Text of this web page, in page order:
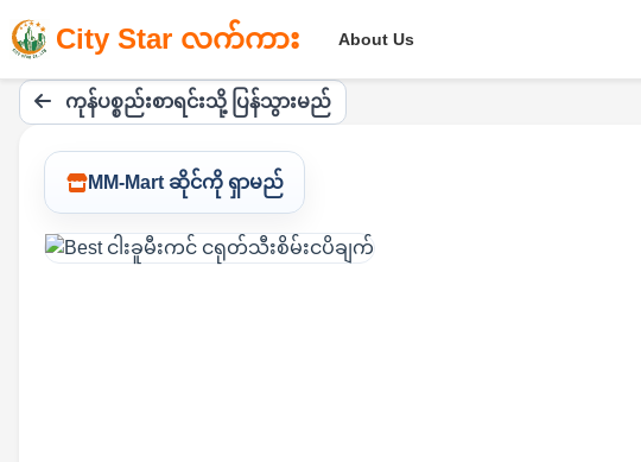
City Star လက်ကား About Us
ကုန်ပစ္စည်းစာရင်းသို့ ပြန်သွားမည်
MM-Mart ဆိုင်ကို ရှာမည်